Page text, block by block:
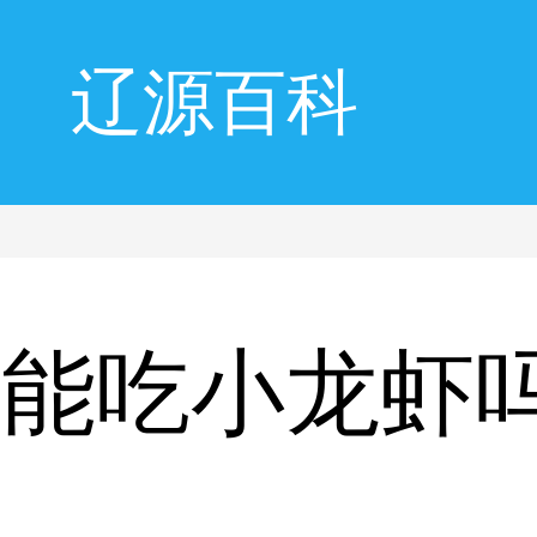
辽源百科
吃小龙虾